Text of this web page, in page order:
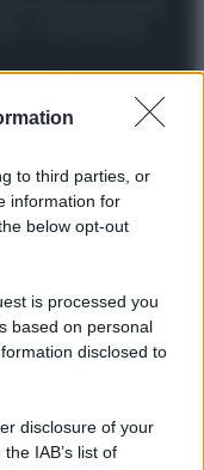
to third parties, or
information for
below opt-out
is processed you
based on personal
disclosed to
disclosure of your
IAB’s list of
Policy Note legali